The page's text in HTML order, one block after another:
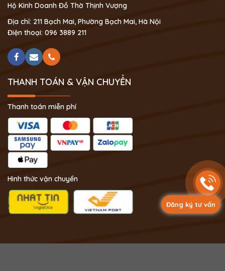
Đăng ký tư vấn
Hộ Kinh Doanh Đồ Thờ Thịnh Vượng
Địa chỉ: 211 Bạch Mai, Phường Bạch Mai, Hà Nội
Điện thoại: 096 3889 211
THANH TOÁN & VẬN CHUYỂN
Thanh toán miễn phí
Hình thức vận chuyển